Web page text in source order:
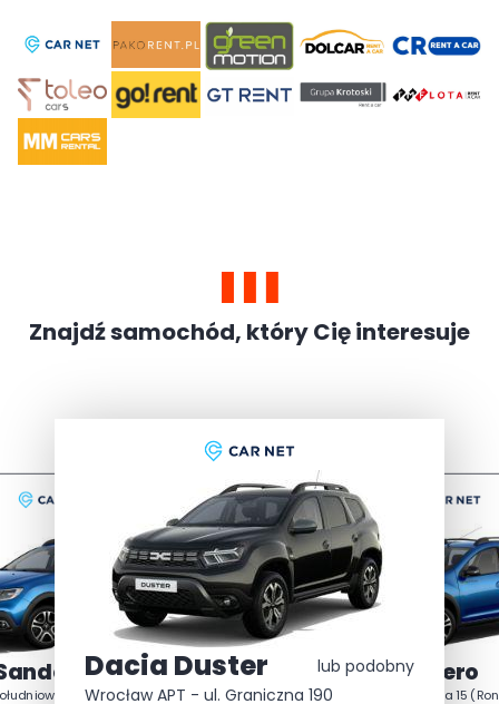
Znajdź samochód, który Cię interesuje
lub podobny
15 (Rondo Hakena)
Dacia Duster
lub podobny
Wrocław APT - ul. Graniczna 190
Dacia Sandero
Szczecin - Południowa 15
Dacia Duster
lub
Wrocław APT - ul. Graniczna 190